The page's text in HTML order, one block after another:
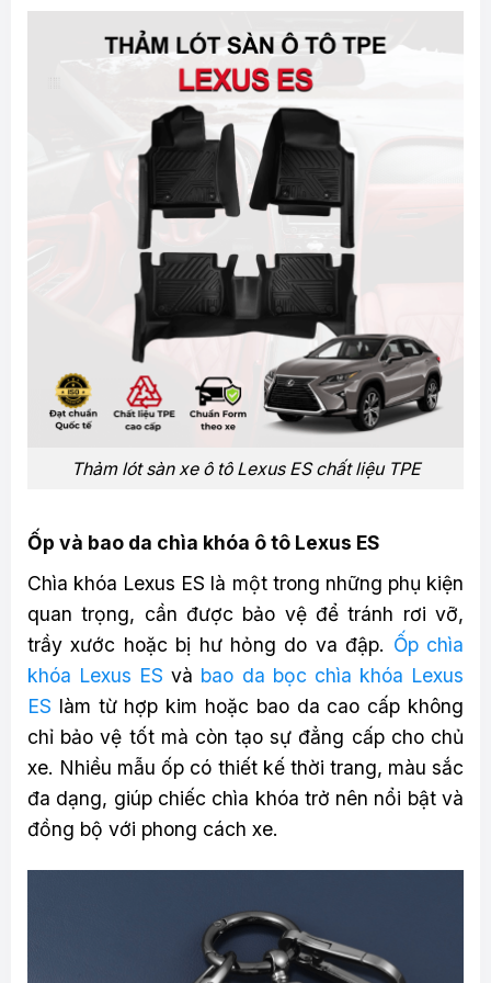
Thảm lót sàn xe ô tô Lexus ES chất liệu TPE
Ốp và bao da chìa khóa ô tô Lexus ES
Chìa khóa Lexus ES là một trong những phụ kiện
quan trọng, cần được bảo vệ để tránh rơi vỡ,
trầy xước hoặc bị hư hỏng do va đập. Ốp chìa
khóa Lexus ES và bao da bọc chìa khóa Lexus
ES làm từ hợp kim hoặc bao da cao cấp không
chỉ bảo vệ tốt mà còn tạo sự đẳng cấp cho chủ
xe. Nhiều mẫu ốp có thiết kế thời trang, màu sắc
đa dạng, giúp chiếc chìa khóa trở nên nổi bật và
đồng bộ với phong cách xe.